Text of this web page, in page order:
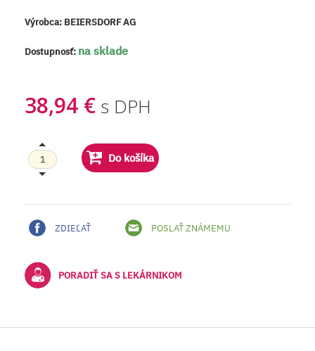
Výrobca: BEIERSDORF AG
Dostupnosť: na sklade
38,94 € s DPH
Do košíka
ZDIEĽAŤ POSLAŤ ZNÁMEMU
PORADIŤ SA S LEKÁRNIKOM